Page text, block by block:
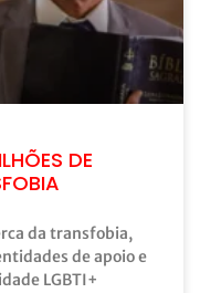
DE
da transfobia,
de apoio e
LGBTI+